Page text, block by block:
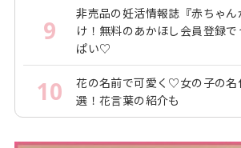
9
非売品の妊活情報誌『赤ちゃ
け！無料のあかほし会員登録
ぱい♡
10
花の名前で可愛く♡女の子の名
選！花言葉の紹介も